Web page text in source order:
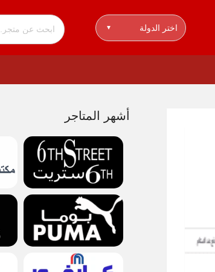
اختر الدولة ▾
أشهر المتاجر